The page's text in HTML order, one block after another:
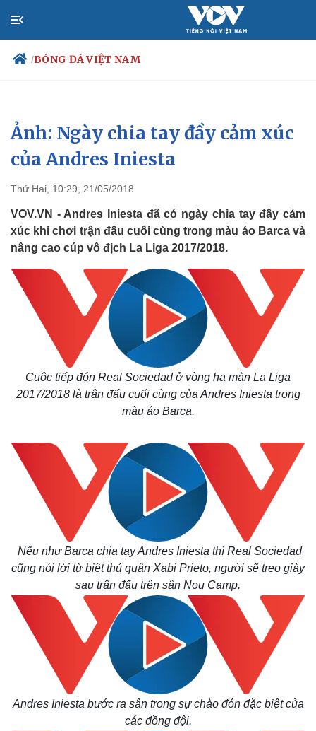
/BÓNG ĐÁ VIỆT NAM
Chính trị
Đảng
Tổ chức nhân sự
Nhận diện sự thật
Xã hội
Việc làm
Biển đảo
Ảnh: Ngày chia tay đầy cảm xúc
của Andres Iniesta
Thứ Hai, 10:29, 21/05/2018
VOV.VN - Andres Iniesta đã có ngày chia tay đầy cảm
xúc khi chơi trận đấu cuối cùng trong màu áo Barca và
nâng cao cúp vô địch La Liga 2017/2018.
Cuộc tiếp đón Real Sociedad ở vòng hạ màn La Liga
2017/2018 là trận đấu cuối cùng của Andres Iniesta trong
màu áo Barca.
Nếu như Barca chia tay Andres Iniesta thì Real Sociedad
cũng nói lời từ biệt thủ quân Xabi Prieto, người sẽ treo giày
sau trận đấu trên sân Nou Camp.
Andres Iniesta bước ra sân trong sự chào đón đặc biệt của
các đồng đội.